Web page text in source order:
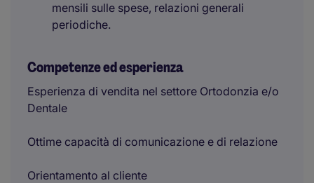
mensili sulle spese, relazioni generali
periodiche.
Competenze ed esperienza
Esperienza di vendita nel settore Ortodonzia e/o
Dentale
Ottime capacità di comunicazione e di relazione
Orientamento al cliente